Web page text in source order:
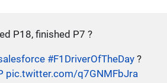
P18, finished P7 ?
#F1DriverOfTheDay?
pic.twitter.com/q7GNMFbJra